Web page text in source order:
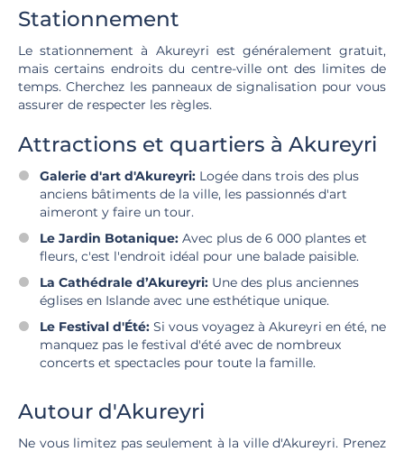
Stationnement
Le stationnement à Akureyri est généralement gratuit,
mais certains endroits du centre-ville ont des limites de
temps. Cherchez les panneaux de signalisation pour vous
assurer de respecter les règles.
Attractions et quartiers à Akureyri
Galerie d'art d'Akureyri: Logée dans trois des plus
anciens bâtiments de la ville, les passionnés d'art
aimeront y faire un tour.
Le Jardin Botanique: Avec plus de 6 000 plantes et
fleurs, c'est l'endroit idéal pour une balade paisible.
La Cathédrale d’Akureyri: Une des plus anciennes
églises en Islande avec une esthétique unique.
Le Festival d'Été: Si vous voyagez à Akureyri en été, ne
manquez pas le festival d'été avec de nombreux
concerts et spectacles pour toute la famille.
Autour d'Akureyri
Ne vous limitez pas seulement à la ville d'Akureyri. Prenez